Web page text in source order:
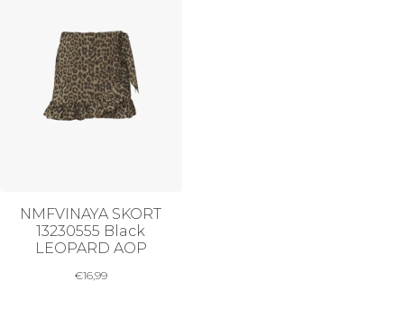
NMFVINAYA SKORT
13230555 Black
LEOPARD AOP
€16,99